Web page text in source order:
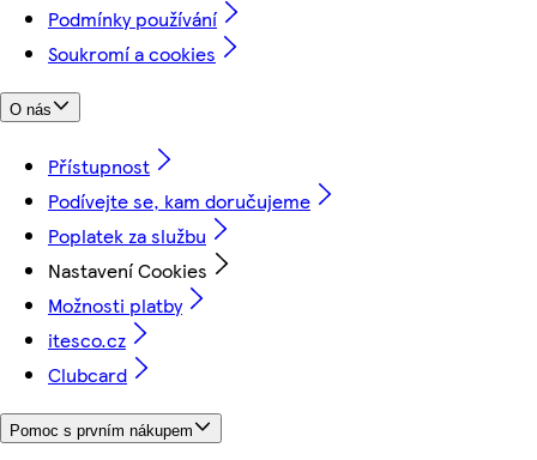
Podmínky používání
Soukromí a cookies
O nás
Přístupnost
Podívejte se, kam doručujeme
Poplatek za službu
Nastavení Cookies
Možnosti platby
itesco.cz
Clubcard
Pomoc s prvním nákupem